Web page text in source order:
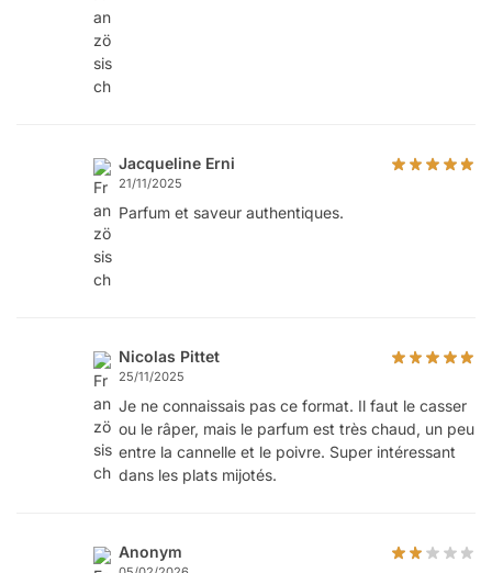
Jacqueline Erni
21/11/2025
Parfum et saveur authentiques.
Nicolas Pittet
25/11/2025
Je ne connaissais pas ce format. Il faut le casser
ou le râper, mais le parfum est très chaud, un peu
entre la cannelle et le poivre. Super intéressant
dans les plats mijotés.
Anonym